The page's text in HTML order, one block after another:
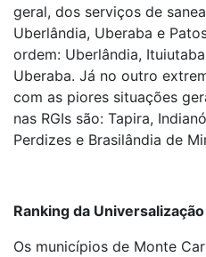
geral, dos serviços de
Uberlândia, Uberaba e
ordem: Uberlândia,
Uberaba. Já no outro
com as piores situações
nas RGIs são: Tapira,
Perdizes e Brasilândia de
Ranking da
Os municípios de Monte